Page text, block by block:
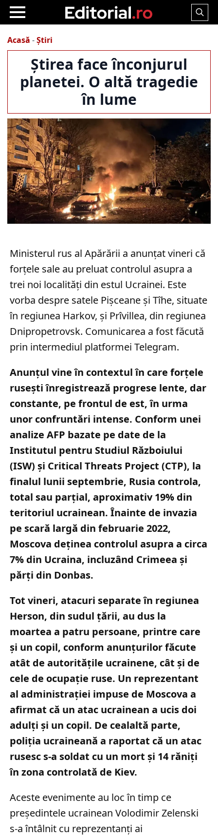
Search
Acasă -Știri
Știrea face înconjurul
planetei. O altă tragedie
în lume
Ministerul rus al Apărării a anunțat vineri că
forțele sale au preluat controlul asupra a
trei noi localități din estul Ucrainei. Este
vorba despre satele Pișceane și Tîhe, situate
în regiunea Harkov, și Prîvillea, din regiunea
Dnipropetrovsk. Comunicarea a fost făcută
prin intermediul platformei Telegram.
Anunțul vine în contextul în care forțele
rusești înregistrează progrese lente, dar
constante, pe frontul de est, în urma
unor confruntări intense. Conform unei
analize AFP bazate pe date de la
Institutul pentru Studiul Războiului
(ISW) și Critical Threats Project (CTP), la
finalul lunii septembrie, Rusia controla,
total sau parțial, aproximativ 19% din
teritoriul ucrainean. Înainte de invazia
pe scară largă din februarie 2022,
Moscova deținea controlul asupra a circa
7% din Ucraina, incluzând Crimeea și
părți din Donbas.
Tot vineri, atacuri separate în regiunea
Herson, din sudul țării, au dus la
moartea a patru persoane, printre care
și un copil, conform anunțurilor făcute
atât de autoritățile ucrainene, cât și de
cele de ocupație ruse. Un reprezentant
al administrației impuse de Moscova a
afirmat că un atac ucrainean a ucis doi
adulți și un copil. De cealaltă parte,
poliția ucraineană a raportat că un atac
rusesc s-a soldat cu un mort și 14 răniți
în zona controlată de Kiev.
Aceste evenimente au loc în timp ce
președintele ucrainean Volodimir Zelenski
s-a întâlnit cu reprezentanți ai